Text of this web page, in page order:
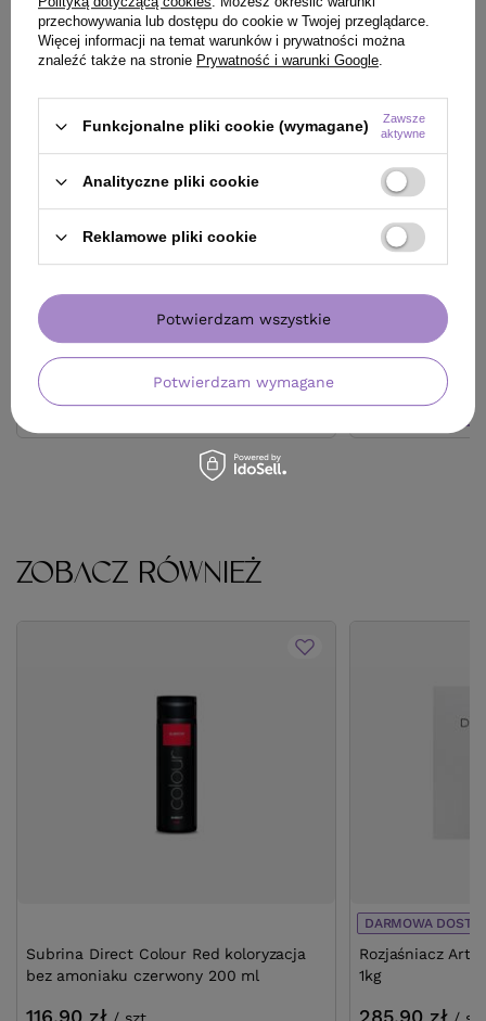
DARMOWA DOSTAWA
340,00 zł
Najniższa cena produktu w okresie 30 dni przed
wprowadzeniem obniżki:310,25 zł +9%
Cena katalogowa:400,00 zł -15%
Do koszyka
OFERTA
Serum Davines
podkreślające
81,50 zł
(32,60 zł / 100ml)
Najniższa cena
wprowadzeniem
Cena katalogowa:
ZOBACZ RÓWNIEŻ
Subrina Direct Colour Red koloryzacja
bez amoniaku czerwony 200 ml
116,90 zł / szt.
DARMOWA
Rozjaśniacz
1kg
285,90 zł /
przechowywania lub dostępu do cookie w Twojej przeglądarce.
Więcej informacji na temat warunków i prywatności można
znaleźć także na stronie Prywatność i warunki Google.
Funkcjonalne pliki cookie (wymagane)
Zawsze
aktywne
Analityczne pliki cookie
Reklamowe pliki cookie
Potwierdzam wymagane
Potwierdzam wszystkie